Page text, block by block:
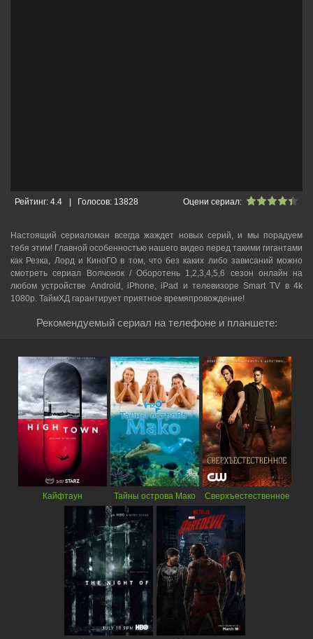
Оцени сериал:
Рейтинг: 4.4 Голосов: 13828
Настоящий сериаломан всегда жаждет новых серий, и мы порадуем
тебя этим! Главной особенностью нашего видео перед такими гигантами
как Резка, Лорд и КиноГО в том, что без каких либо зависаний можно
смотреть cериал Волчонок / Оборотень 1,2,3,4,5,6 сезон онлайн на
любом устройстве Android, iPhone, iPad и телевизоре Smart TV в 4k
1080p. ТаймХД гарантирует приятное времяпровождение!
Рекомендуемый сериал на телефоне и планшете:
Кайфтаун Тайны острова Мако Сверхъестественное